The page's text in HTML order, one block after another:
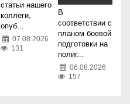
статьи нашего
коллеги,
опуб...
07.08.2026
131
В
соответствии с
планом боевой
подготовки на
полиг...
06.08.2026
157